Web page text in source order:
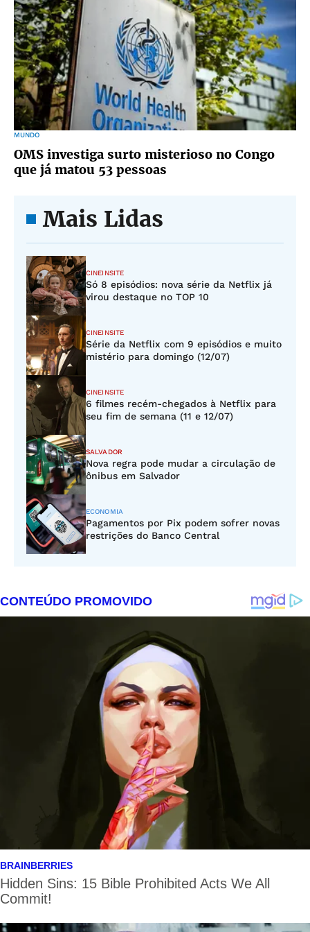
MUNDO
OMS investiga surto misterioso no Congo
que já matou 53 pessoas
Mais Lidas
CINEINSITE
Só 8 episódios: nova série da Netflix já
virou destaque no TOP 10
CINEINSITE
Série da Netflix com 9 episódios e muito
mistério para domingo (12/07)
CINEINSITE
6 filmes recém-chegados à Netflix para
seu fim de semana (11 e 12/07)
SALVADOR
Nova regra pode mudar a circulação de
ônibus em Salvador
ECONOMIA
Pagamentos por Pix podem sofrer novas
restrições do Banco Central